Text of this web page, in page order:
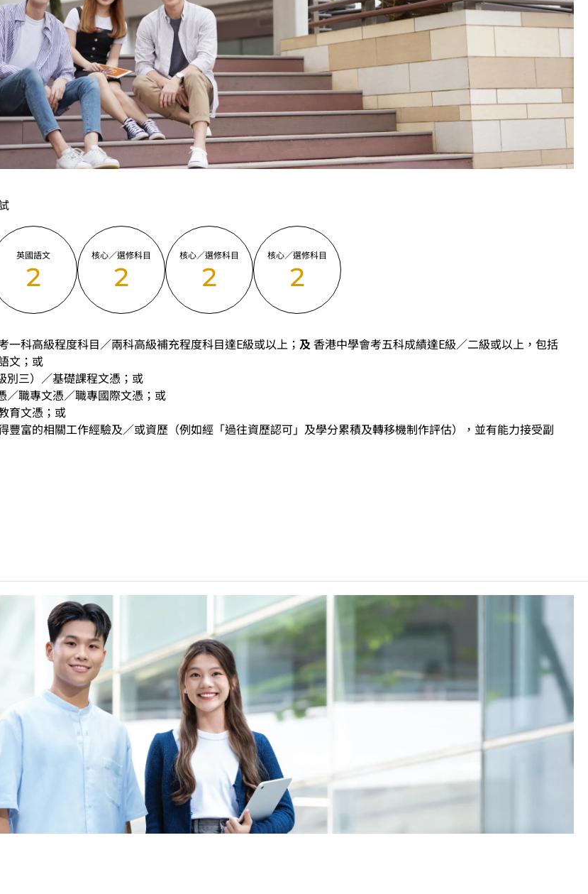
英國語文
2
核心／選修科目
2
核心／選修科目
2
核心／選修科目
2
一科高級程度科目／兩科高級補充程度科目達E級或以上； 及 香港中學會考五科成績達E級／二級或以上，包括
文；或
別三）／基礎課程文憑；或
／職專文憑／職專國際文憑；或
育文憑；或
豐富的相關工作經驗及／或資歷（例如經「過往資歷認可」及學分累積及轉移機制作評估），並有能力接受副
達A2或以上、日語達N3或以上 及 韓語達TOPIK II, 3級或以上，均被接受為一般入學條件中的五科之一。2026年
績達E級或以上亦會被接受。詳情請按
試公民與社會發展科取得「達標」的成績，於申請入學時會被視為等同香港中學文憑考試科目成績達「第二
文憑考試的其中一科為公民與社會發展科，一般入學條件為在該科取得「達標」成績，以及在其他四個香港中學
包括中國語文和英國語文）取得第二級或以上成績。另外，數學科延伸部分（單元一或單元二）第二級或以上成
般入學條件中的五科之一。如申請人同時持有單元一及單元二成績，於申請入學時只計算成績較佳的一個單元。
應考香港中學會考英國語文，成績必須達E級或以上（課程乙）／C級或以上（課程甲）。
育文憑／職專文憑（於2017/18學年或以前入讀的學生須完成指定升學單元）的畢業生。
憑課程的學生，可按其BTEC及IGCSE成績，選擇繼續於職業訓練局升讀高級文憑課程。
工作經驗及／或資歷，會經有關學系作個別評核。
相關行業。